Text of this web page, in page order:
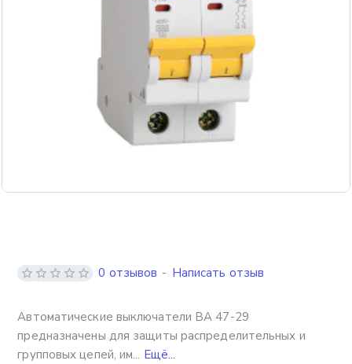
Автоматические выключатели ВА 47-29
предназначены для защиты распределительных и
групповых цепей, им... Ещё...
0 отзывов - Написать отзыв